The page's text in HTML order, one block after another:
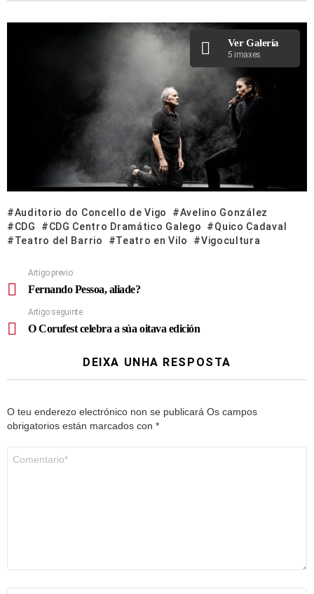
Ver Galería
5 imaxes
Auditorio do Concello de Vigo
Avelino González
CDG
CDG Centro Dramático Galego
Quico Cadaval
Teatro del Barrio
Teatro en Vilo Vigocultura
Artigo previo
Fernando Pessoa, aliade?
Artigo seguinte
O Corufest celebra a súa oitava edición
DEIXA UNHA RESPOSTA
O teu enderezo electrónico non se publicará Os campos
obrigatorios están marcados con *